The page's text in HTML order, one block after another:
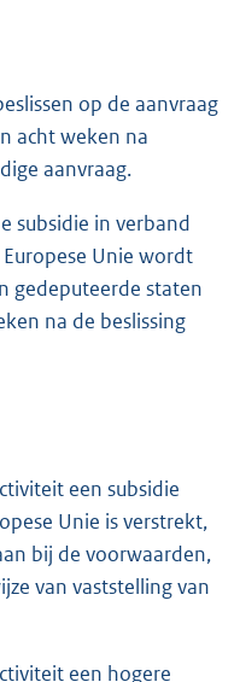
op de aanvraag
acht weken na
aanvraag.
subsidie in verband
Unie wordt
gedeputeerde staten
na de beslissing
een subsidie
Unie is verstrekt,
bij de voorwaarden,
van vaststelling van
een hogere